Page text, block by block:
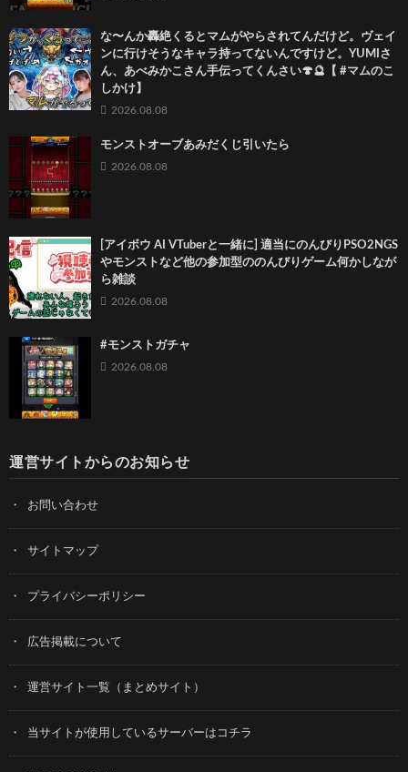
な〜んか轟絶くるとマムがやらされてんだけど。ヴェイ
ンに行けそうなキャラ持ってないんですけど。YUMIさ
ん、あべみかこさん手伝ってくんさい🍄🔮【 #マムのこ
しかけ】
2026.08.08
モンストオーブあみだくじ引いたら
2026.08.08
[アイボウ AI VTuberと一緒に] 適当にのんびりPSO2NGS
やモンストなど他の参加型ののんびりゲーム何かしなが
ら雑談
2026.08.08
#モンストガチャ
2026.08.08
運営サイトからのお知らせ
お問い合わせ
サイトマップ
プライバシーポリシー
広告掲載について
運営サイト一覧（まとめサイト）
当サイトが使用しているサーバーはコチラ